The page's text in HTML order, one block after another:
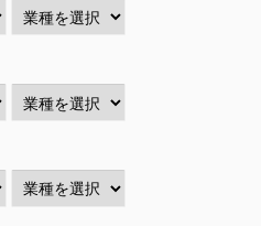
や決算書、財務諸表の作成補助、
。
理・事務作業の効率化や業務改善
た。
い、転職活動をしています。